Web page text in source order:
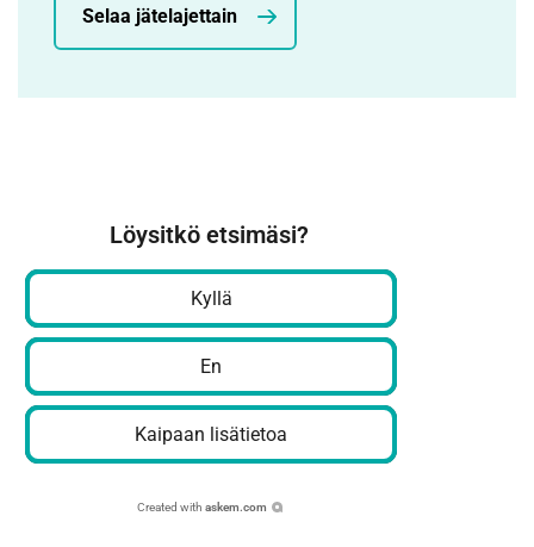
Selaa jätelajettain
Löysitkö etsimäsi?
Kyllä
En
Kaipaan lisätietoa
Created with askem.com